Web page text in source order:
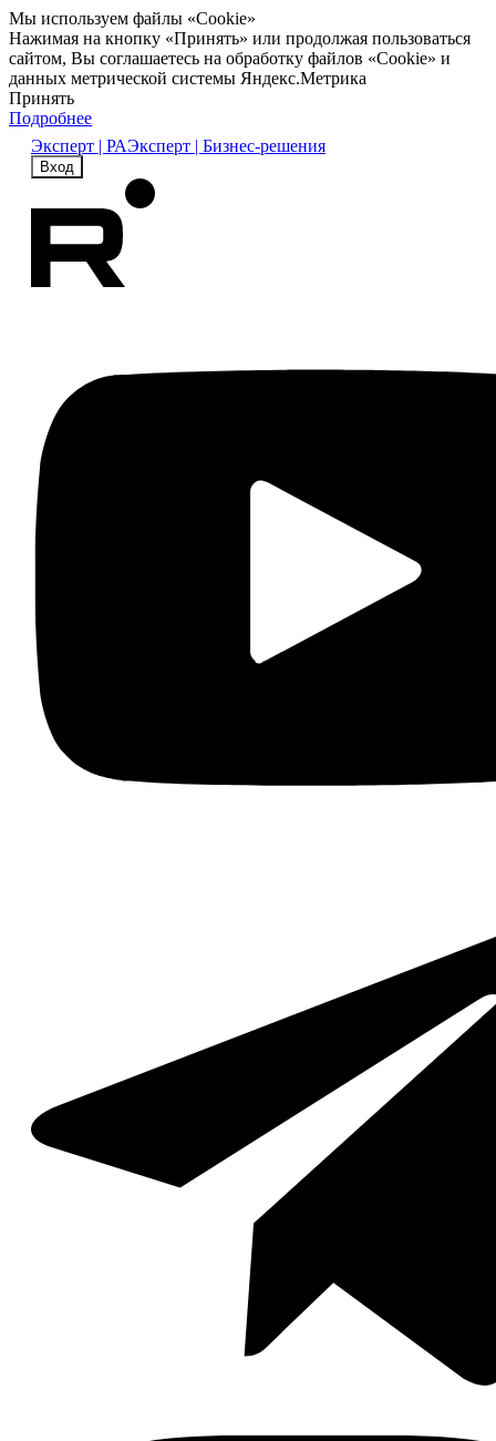
Мы используем файлы «Cookie»
Нажимая на кнопку «Принять» или продолжая пользоваться
сайтом, Вы соглашаетесь на обработку файлов «Cookie» и
данных метрической системы Яндекс.Метрика
Принять
Подробнее
Эксперт | РАЭксперт | Бизнес-решения
Вход